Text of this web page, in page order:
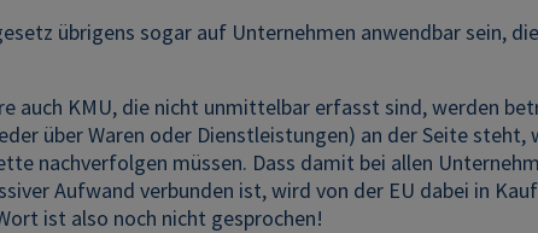
übrigens sogar auf Unternehmen anwendbar sein,
auch KMU, die nicht unmittelbar erfasst sind, werden
über Waren oder Dienstleistungen) an der Seite steht,
nachverfolgen müssen. Dass damit bei allen
Aufwand verbunden ist, wird von der EU dabei in
ist also noch nicht gesprochen!